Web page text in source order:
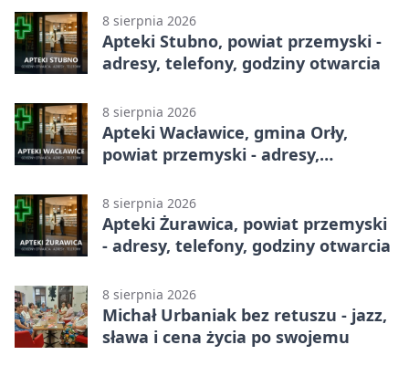
8 sierpnia 2026
Apteki Stubno, powiat przemyski -
adresy, telefony, godziny otwarcia
8 sierpnia 2026
Apteki Wacławice, gmina Orły,
powiat przemyski - adresy,
8 sierpnia 2026
Apteki Żurawica, powiat przemyski
- adresy, telefony, godziny otwarcia
8 sierpnia 2026
Michał Urbaniak bez retuszu - jazz,
sława i cena życia po swojemu